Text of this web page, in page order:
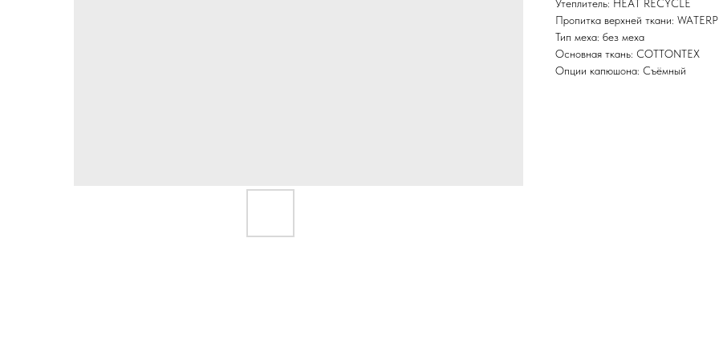
Утеплитель: HEAT RECYCLE
Пропитка верхней ткани:
Тип меха: без меха
Основная ткань: COTTONTEX
Опции капюшона: Съёмный